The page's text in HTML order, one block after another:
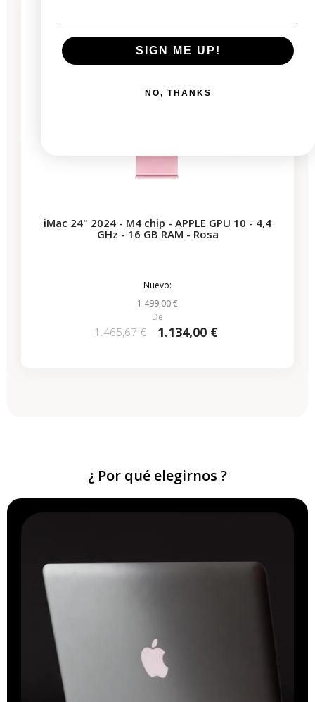
iMac 24" 2024 - M4 chip - APPLE GPU 10 - 4,4
GHz - 16 GB RAM - Rosa
Nuevo:
1.499,00 €
De
1.465,67 € 1.134,00 €
¿ Por qué elegirnos ?
SIGN ME UP!
NO, THANKS